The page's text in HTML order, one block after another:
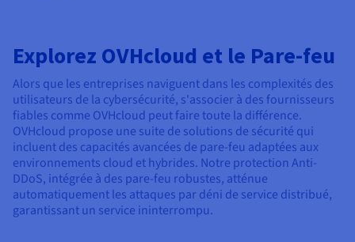
Explorez OVHcloud et le Pare-feu
Alors que les entreprises naviguent dans les complexités des
utilisateurs de la cybersécurité, s'associer à des fournisseurs
fiables comme OVHcloud peut faire toute la différence.
OVHcloud propose une suite de solutions de sécurité qui
incluent des capacités avancées de pare-feu adaptées aux
environnements cloud et hybrides. Notre protection Anti-
DDoS, intégrée à des pare-feu robustes, atténue
automatiquement les attaques par déni de service distribué,
garantissant un service ininterrompu.